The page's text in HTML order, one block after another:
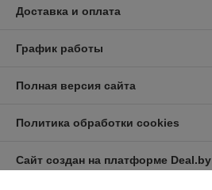
Доставка и оплата
График работы
Полная версия сайта
Политика обработки cookies
Сайт создан на платформе Deal.by